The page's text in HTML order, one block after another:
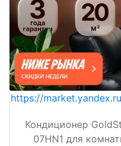
https://
Кондиционер
07HN1 для